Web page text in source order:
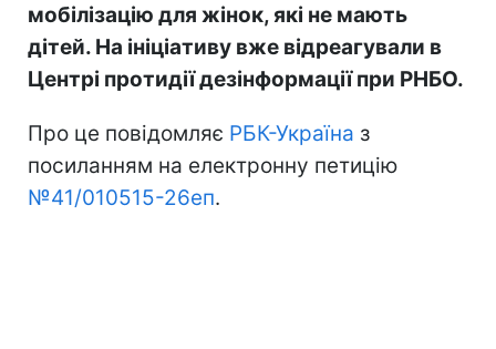
мобілізацію для жінок, які не мають
дітей. На ініціативу вже відреагували в
Центрі протидії дезінформації при РНБО.
Про це повідомляє РБК-Україна з
посиланням на електронну петицію
№41/010515-26еп.